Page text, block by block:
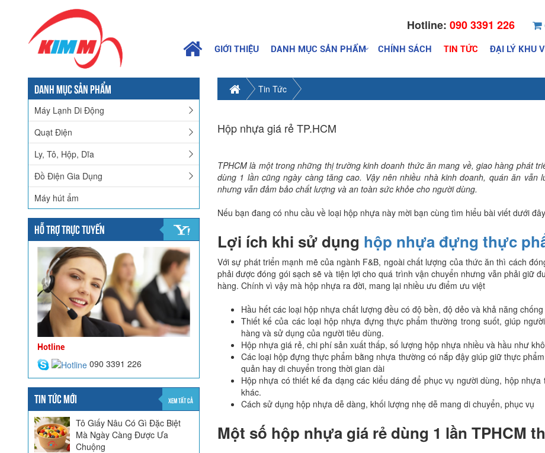
Hotline: 090 3391 226
GIỚI THIỆU DANH MỤC SẢN PHẨM CHÍNH SÁCH TIN TỨC ĐẠI LÝ KHU
DANH MỤC SẢN PHẨM
Máy Lạnh Di Động
Quạt Điện
Ly, Tô, Hộp, Dĩa
Đồ Điện Gia Dụng
Máy hút ẩm
HỖ TRỢ TRỰC TUYẾN
Hotline
090 3391 226
TIN TỨC MỚI XEM TẤT CẢ
Tô Giấy Nâu Có Gì Đặc Biệt
Mà Ngày Càng Được Ưa
Chuộng
Tin Tức
Hộp nhựa giá rẻ TP.HCM
TPHCM là một trong những thị trường kinh doanh thức ăn mang về, giao hàng phát
dùng 1 lần cũng ngày càng tăng cao. Vậy nên nhiều nhà kinh doanh, quán ăn
nhưng vẫn đảm bảo chất lượng và an toàn sức khỏe cho người dùng.
Nếu bạn đang có nhu cầu về loại hộp nhựa này mời bạn cùng tìm hiểu bài viết dưới
Lợi ích khi sử dụng hộp nhựa đựng thực
Với sự phát triển mạnh mẽ của ngành F&B, ngoài chất lượng của thức ăn thì cách
phải được đóng gói sạch sẽ và tiện lợi cho quá trình vận chuyển nhưng vẫn phải giữ
hàng. Chính vì vậy mà hộp nhựa ra đời, mang lại nhiều ưu điểm ưu việt
Hầu hết các loại hộp nhựa chất lượng đều có độ bền, độ dẻo và khả năng
Thiết kế của các loại hộp nhựa đựng thực phẩm thường trong suốt, giúp
hàng và sử dụng của người tiêu dùng.
Hộp nhựa giá rẻ, chi phí sản xuất thấp, số lượng hộp nhựa nhiều và hầu như
Các loại hộp đựng thực phẩm bằng nhựa thường có nắp đậy giúp giữ thực
quản hay di chuyển trong thời gian dài
Hộp nhựa có thiết kế đa dạng các kiểu dáng để phục vụ người dùng, hộp
khác.
Cách sử dụng hộp nhựa dễ dàng, khối lượng nhẹ dễ mang di chuyển, phục vụ
Một số hộp nhựa giá rẻ dùng 1 lần TPHCM